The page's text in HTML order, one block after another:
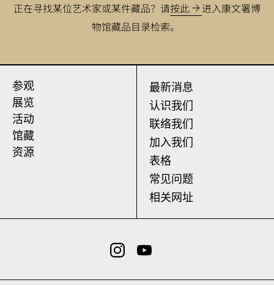
正在寻找某位艺术家或某件藏品？ 请按此
进入康文署博
物馆藏品目录检索。
参观
展览
活动
馆藏
资源
最新消息
认识我们
联络我们
加入我们
表格
常见问题
相关网址